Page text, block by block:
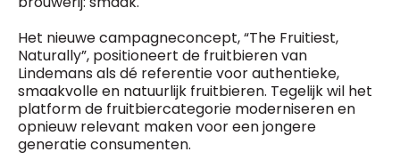
Het nieuwe campagneconcept, “The Fruitiest,
Naturally”, positioneert de fruitbieren van
Lindemans als dé referentie voor authentieke,
smaakvolle en natuurlijk fruitbieren. Tegelijk wil het
platform de fruitbiercategorie moderniseren en
opnieuw relevant maken voor een jongere
generatie consumenten.
Vragen ?